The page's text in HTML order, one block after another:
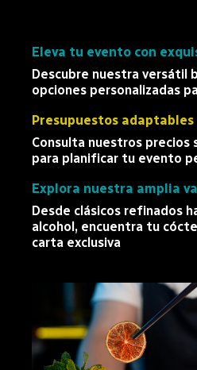
Eleva tu evento con
Descubre nuestra versátil
opciones personalizadas
Presupuestos
Consulta nuestros precios
para planificar tu evento
Explora nuestra amplia
Desde clásicos refinados
alcohol, encuentra tu
carta exclusiva